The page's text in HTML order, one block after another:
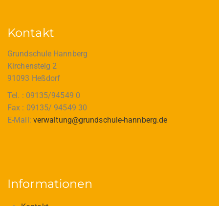
Kontakt
Grundschule Hannberg
Kirchensteig 2
91093 Heßdorf
Tel. : 09135/94549 0
Fax : 09135/ 94549 30
E-Mail: verwaltung@grundschule-hannberg.de
Informationen